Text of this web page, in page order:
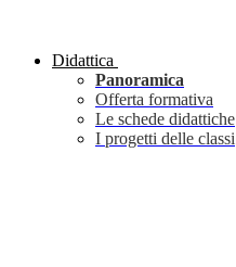
Didattica
Panoramica
Offerta formativa
Le schede didattiche
I progetti delle classi